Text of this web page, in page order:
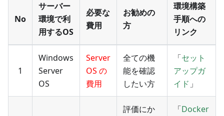
No
サーバー
環境で利
用するOS
必要な
費用
お勧めの
方
環境構築
手順への
リンク
1
Windows
Server
OS
Server
OS の
費用
全ての機
能を確認
したい方
「セット
アップガ
イド 」
評価にか
「Docker